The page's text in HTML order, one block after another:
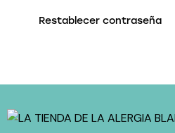
Restablecer contraseña